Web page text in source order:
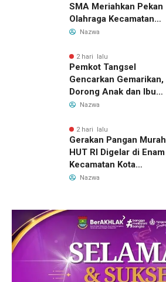
SMA Meriahkan Pekan
Olahraga Kecamatan
Kresek 2026
Nazwa
2 hari lalu
Pemkot Tangsel
Gencarkan Gemarikan,
Dorong Anak dan Ibu
Hamil Penuhi Protein
Nazwa
2 hari lalu
Gerakan Pangan Murah
HUT RI Digelar di Enam
Kecamatan Kota
Tangerang, Catat
Nazwa